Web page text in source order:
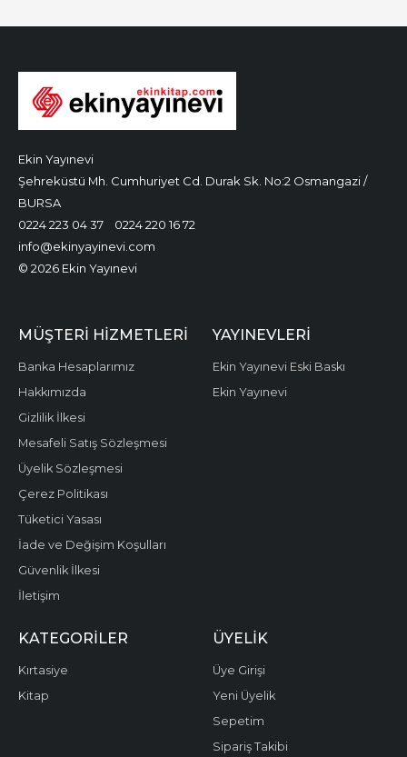
Ekin Yayınevi
Şehreküstü Mh. Cumhuriyet Cd. Durak Sk. No:2 Osmangazi /
BURSA
0224 223 04 37
0224 220 16 72
info@ekinyayinevi.com
© 2026 Ekin Yayınevi
MÜŞTERI HIZMETLERI
Banka Hesaplarımız
Hakkımızda
Gizlilik İlkesi
Mesafeli Satış Sözleşmesi
Üyelik Sözleşmesi
Çerez Politikası
Tüketici Yasası
İade ve Değişim Koşulları
Güvenlik İlkesi
İletişim
YAYINEVLERI
Ekin Yayınevi Eski Baskı
Ekin Yayınevi
KATEGORILER
Kırtasiye
Kitap
ÜYELIK
Üye Girişi
Yeni Üyelik
Sepetim
Sipariş Takibi